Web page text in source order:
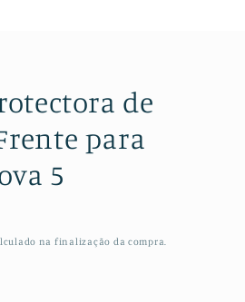
de
para
5
na finalização da compra.